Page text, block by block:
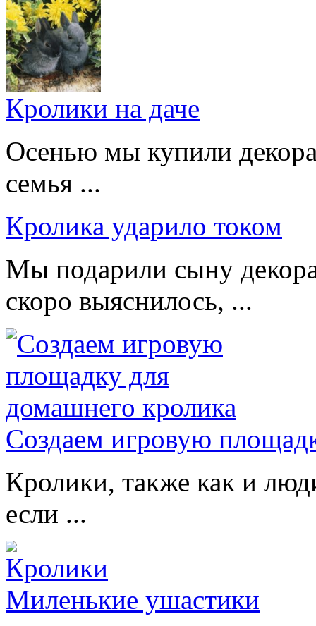
Кролики на даче
Осенью мы купили
семья ...
Кролика ударило током
Мы подарили сыну
скоро выяснилось, ...
Создаем игровую
Кролики, также как и
если ...
Миленькие ушастики